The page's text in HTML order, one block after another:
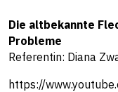
Die altbekannte
Probleme
Referentin: Diana
https://